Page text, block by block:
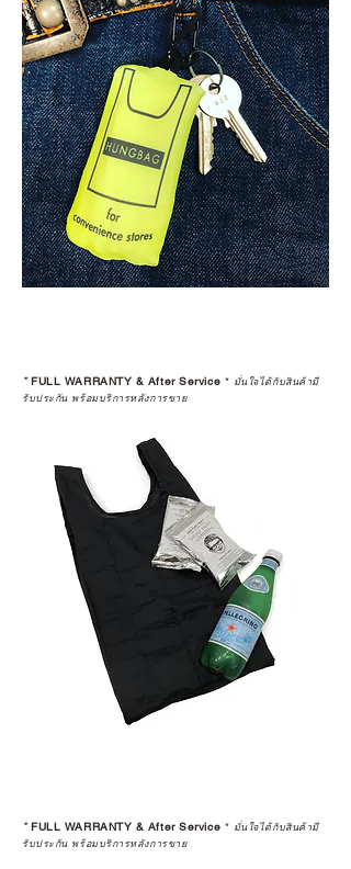
*FULL WARRANTY & After Service * มั่นใจได้กับสินค้ามี
รับประกัน พร้อมบริการหลังการขาย
*FULL WARRANTY & After Service * มั่นใจได้กับสินค้ามี
รับประกัน พร้อมบริการหลังการขาย